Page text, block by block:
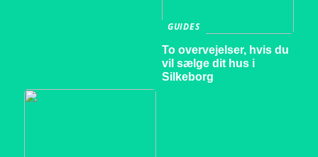
GUIDES
To overvejelser, hvis du
vil sælge dit hus i
Silkeborg